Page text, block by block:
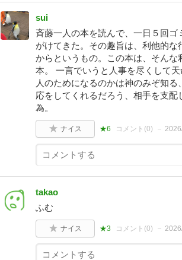
sui
斉藤一人の本を読んで、一日５回
がけてきた。その趣旨は、利他的
からというもの。この本は、そん
本。 一言でいうと人事を尽くして
人のためになるのかは神のみぞ知
応をしてくれるだろう、相手を支
為。
ナイス ★6 コメント(0)
takao
ふむ
ナイス ★3 コメント(0)